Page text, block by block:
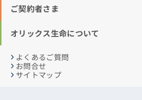
ご契約者さま
オリックス生命について
よくあるご質問
お問合せ
サイトマップ